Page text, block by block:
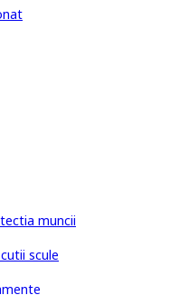
muncii
scule